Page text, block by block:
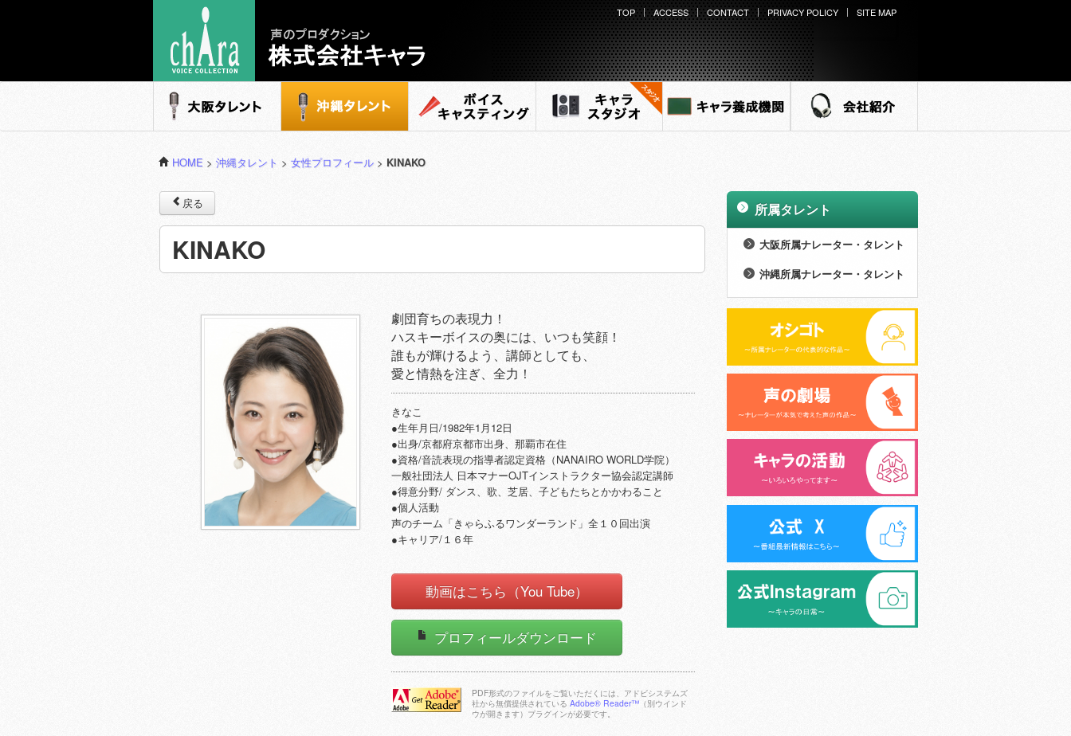
声のプロダクション - 株式会社キャラ
TOP ACCESS CONTACT PRIVACY POLICY SITE MAP
大阪タレント 沖縄タレント ボイスキャスティング
HOME > 沖縄タレント > 女性プロフィール > KINAKO
戻る
KINAKO
劇団育ちの表現力！
ハスキーボイスの奥には、いつも笑顔！
誰もが輝けるよう、講師としても、
愛と情熱を注ぎ、全力！
きなこ
●生年月日/1982年1月12日
●出身/京都府京都市出身、那覇市在住
●資格/音読表現の指導者認定資格（NANAIRO WORLD学院）
一般社団法人 日本マナーOJTインストラクター協会認定講師
●得意分野/ ダンス、歌、芝居、子どもたちとかかわること
●個人活動
声のチーム「きゃらふるワンダーランド」全１０回出演
●キャリア/１６年
動画はこちら（You Tube）
プロフィールダウンロード
PDF形式のファイルをご覧いただくには、アドビシステムズ
社から無償提供されている Adobe® Reader™（別ウインド
ウが開きます）プラグインが必要です。
>
所属タレント
大阪所属ナレーター・タレント
男性 (27名)
>
外様倶楽部 (15名)
シニア声優大学校 (6名)
沖縄所属ナレーター・タレント
男性 (8名)
>
女性 (21名)
>
NEW WINGS (7名)
外様倶楽部 (9名)
>
キャラキッズ (10名)